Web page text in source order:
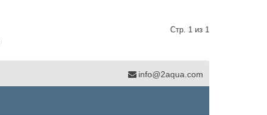
Стр. 1 из 1
info@2aqua.com